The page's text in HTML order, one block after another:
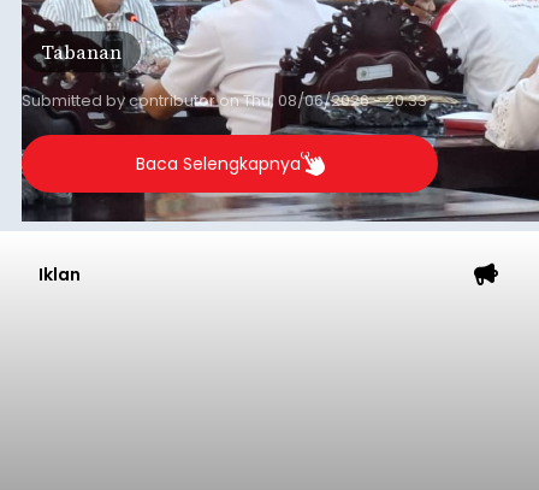
Tabanan
Submitted bycontributoronThu, 08/06/2026 - 20:33
Baca Selengkapnya
Iklan